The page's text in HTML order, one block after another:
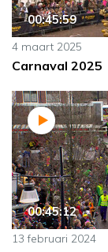
00:45:59
4 maart 2025
Carnaval 2025
00:45:12
13 februari 2024